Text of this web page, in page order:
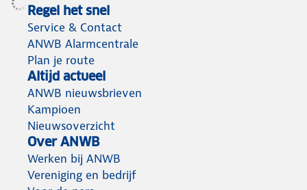
Regel het snel
Service & Contact
ANWB Alarmcentrale
Plan je route
Altijd actueel
ANWB nieuwsbrieven
Kampioen
Nieuwsoverzicht
Over ANWB
Werken bij ANWB
Vereniging en bedrijf